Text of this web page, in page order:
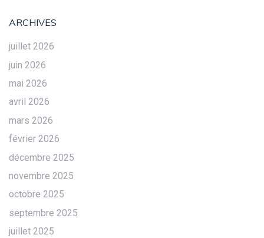
ARCHIVES
juillet 2026
juin 2026
mai 2026
avril 2026
mars 2026
février 2026
décembre 2025
novembre 2025
octobre 2025
septembre 2025
juillet 2025